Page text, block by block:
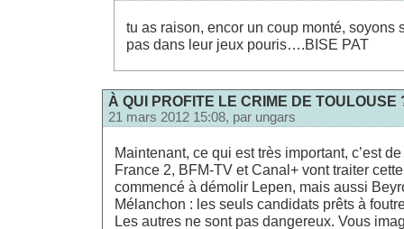
tu as raison, encor un coup monté, soyons
pas dans leur jeux pouris….BISE PAT
À QUI PROFITE LE CRIME DE TOULOUSE
21 mars 2012 15:08, par ungars
Maintenant, ce qui est très important, c’est
France 2, BFM-TV et Canal+ vont traiter
commencé à démolir Lepen, mais aussi
Mélanchon : les seuls candidats prêts à
Les autres ne sont pas dangereux. Vous